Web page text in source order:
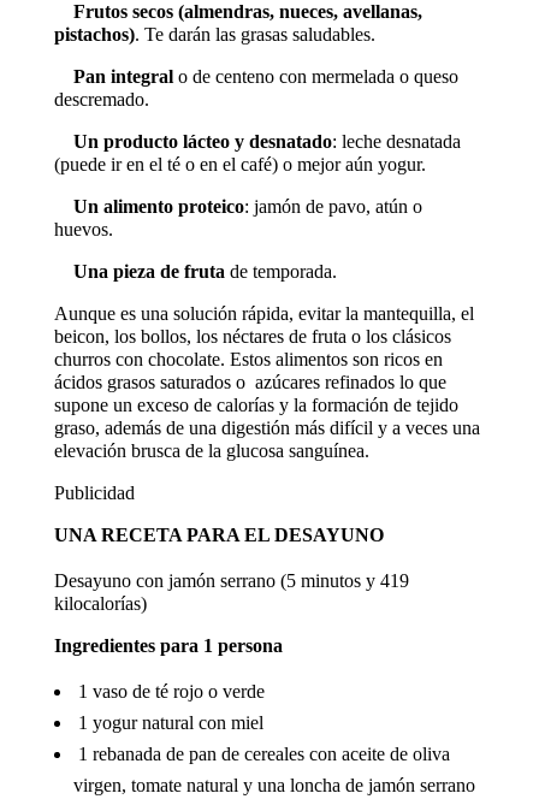
Frutos secos (almendras, nueces, avellanas,
pistachos). Te darán las grasas saludables.
Pan integralo de centeno con mermelada o queso
descremado.
Un producto lácteo y desnatado: leche desnatada
(puede ir en el té o en el café) o mejor aún yogur.
Un alimento proteico: jamón de pavo, atún o
huevos.
Una pieza de fruta de temporada.
Aunque es una solución rápida, evitar la mantequilla, el
beicon, los bollos, los néctares de fruta o los clásicos
churros con chocolate. Estos alimentos son ricos en
ácidos grasos saturados o azúcares refinados lo que
supone un exceso de calorías y la formación de tejido
graso, además de una digestión más difícil y a veces una
elevación brusca de la glucosa sanguínea.
Publicidad
UNA RECETA PARA EL DESAYUNO
Desayuno con jamón serrano (5 minutos y 419
kilocalorías)
Ingredientes para 1 persona
 1 vaso de té rojo o verde
 1 yogur natural con miel
 1 rebanada de pan de cereales con aceite de oliva
virgen, tomate natural y una loncha de jamón serrano